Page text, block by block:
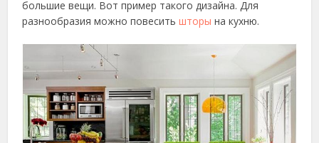
большие вещи. Вот пример такого дизайна. Для
разнообразия можно повеситьшторы на кухню.